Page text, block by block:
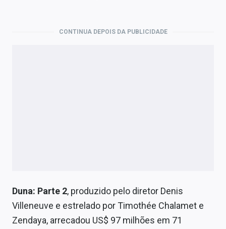
Conteúdo de Marca
CONTINUA DEPOIS DA PUBLICIDADE
Duna: Parte 2, produzido pelo diretor Denis
Villeneuve e estrelado por Timothée Chalamet e
Zendaya, arrecadou US$ 97 milhões em 71